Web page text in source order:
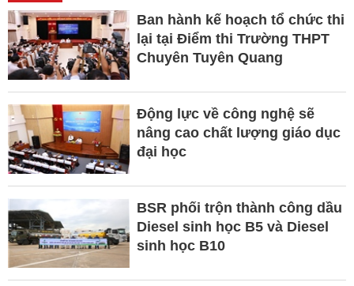
Ban hành kế hoạch tổ chức thi
lại tại Điểm thi Trường THPT
Chuyên Tuyên Quang
Động lực về công nghệ sẽ
nâng cao chất lượng giáo dục
đại học
BSR phối trộn thành công dầu
Diesel sinh học B5 và Diesel
sinh học B10